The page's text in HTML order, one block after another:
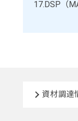
17.DSP（
資材調達